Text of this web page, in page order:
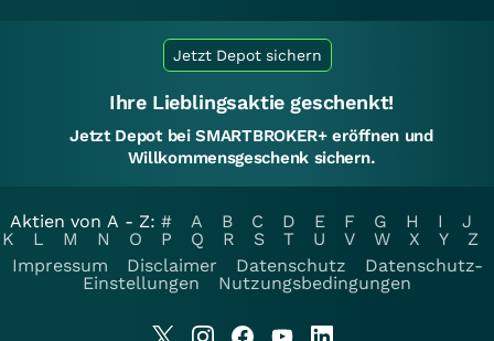
Jetzt Depot sichern
Ihre Lieblingsaktie geschenkt!
Jetzt Depot bei SMARTBROKER+ eröffnen und
Willkommensgeschenk sichern.
Aktien von A - Z: # A B C D E F G H I
J
K
L M N O P Q R S T U V W X Y
Z
Impressum
Disclaimer Datenschutz
Datenschutz-
Einstellungen
Nutzungsbedingungen